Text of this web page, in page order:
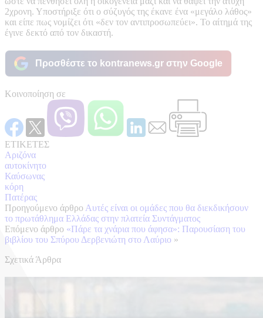
2χρονη. Υποστήριξε ότι ο σύζυγός της έκανε ένα «μεγάλο λάθος»
και είπε πως νομίζει ότι «δεν τον αντιπροσωπεύει». Το αίτημά της
έγινε δεκτό από τον δικαστή.
Προσθέστε το kontranews.gr στην Google
Κοινοποίηση σε
ΕΤΙΚΕΤΕΣ
Αριζόνα
αυτοκίνητο
Καύσωνας
κόρη
Πατέρας
Προηγούμενο άρθρο Αυτές είναι οι ομάδες που θα διεκδικήσουν
το πρωτάθλημα Ελλάδας στην πλατεία Συντάγματος
Επόμενο άρθρο «Πάρε τα χνάρια που άφησα»: Παρουσίαση του
βιβλίου του Σπύρου Δερβενιώτη στο Λαύριο »
Σχετικά Άρθρα